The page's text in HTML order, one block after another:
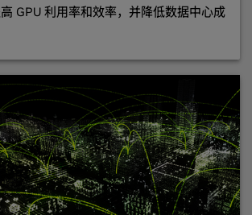
GPU 利用率和效率，并降低数据中心成